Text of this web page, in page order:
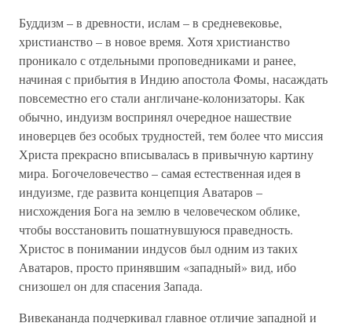
Буддизм – в древности, ислам – в средневековье,
христианство – в новое время. Хотя христианство
проникало с отдельными проповедниками и ранее,
начиная с прибытия в Индию апостола Фомы, насаждать
повсеместно его стали англичане-колонизаторы. Как
обычно, индуизм воспринял очередное нашествие
иноверцев без особых трудностей, тем более что миссия
Христа прекрасно вписывалась в привычную картину
мира. Богочеловечество – самая естественная идея в
индуизме, где развита концепция Аватаров –
нисхождения Бога на землю в человеческом облике,
чтобы восстановить пошатнувшуюся праведность.
Христос в понимании индусов был одним из таких
Аватаров, просто принявшим «западный» вид, ибо
снизошел он для спасения Запада.
Вивекананда подчеркивал главное отличие западной и